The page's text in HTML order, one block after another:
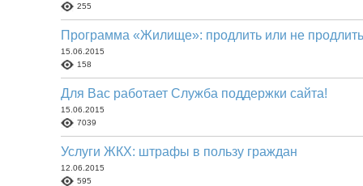
255
Программа «Жилище»: продлить или не
15.06.2015
158
Для Вас работает Служба поддержки сайта!
15.06.2015
7039
Услуги ЖКХ: штрафы в пользу граждан
12.06.2015
595